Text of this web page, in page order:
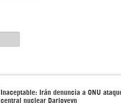
Inaceptable: Irán denuncia a ONU
central nuclear Darjoveyn